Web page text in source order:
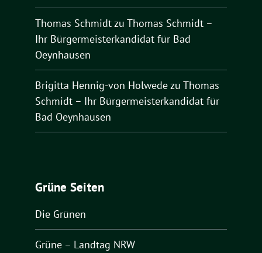
Thomas Schmidtzu Thomas Schmidt –
Ihr Bürgermeisterkandidat für Bad
Oeynhausen
Brigitta Hennig-von Holwedezu Thomas
Schmidt – Ihr Bürgermeisterkandidat für
Bad Oeynhausen
Grüne Seiten
Die Grünen
Grüne – Landtag NRW